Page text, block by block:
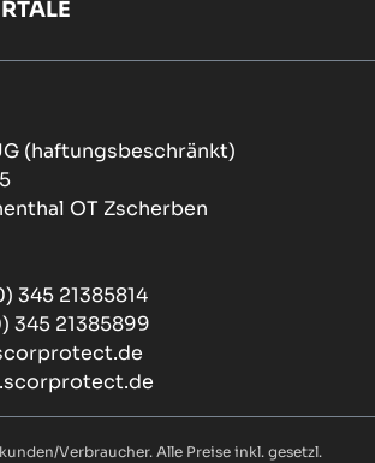
(haftungsbeschränkt)
OT Zscherben
345 21385814
345 21385899
Verbraucher. Alle Preise inkl. gesetzl.